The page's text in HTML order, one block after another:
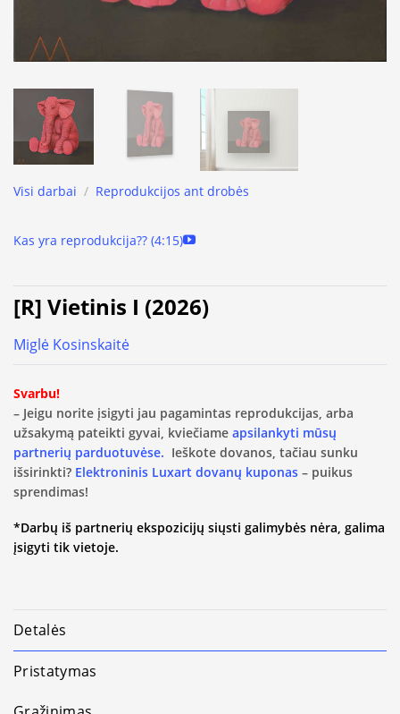
Visi darbai / Reprodukcijos ant drobės
Kas yra reprodukcija?? (4:15)
[R] Vietinis I (2026)
Miglė Kosinskaitė
Svarbu!
– Jeigu norite įsigyti jau pagamintas reprodukcijas, arba
užsakymą pateikti gyvai, kviečiame apsilankyti mūsų
partnerių parduotuvėse. Ieškote dovanos, tačiau sunku
išsirinkti? Elektroninis Luxart dovanų kuponas – puikus
sprendimas!
*Darbų iš partnerių ekspozicijų siųsti galimybės nėra, galima
įsigyti tik vietoje.
Detalės
Pristatymas